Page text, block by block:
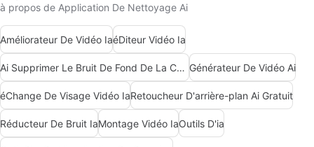
à propos de Application De Nettoyage Ai
Améliorateur De Vidéo IaéDiteur Vidéo Ia
Ai Supprimer Le Bruit De Fond De La Chanson Générateur De Vidéo Ai
éChange De Visage Vidéo IaRetoucheur D'arrière-plan Ai Gratuit
Réducteur De Bruit IaMontage Vidéo IaOutils D'ia